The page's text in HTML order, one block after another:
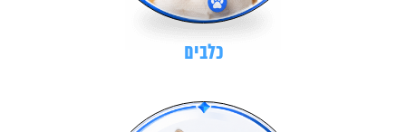
כלבים